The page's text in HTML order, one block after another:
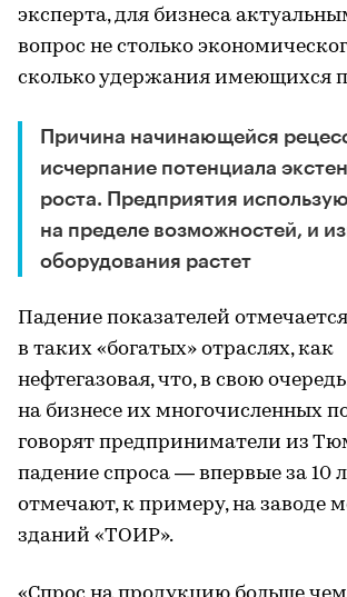
эксперта, для бизнеса
вопрос не столько
сколько удержания имеющихся
Причина начинающейся
исчерпание потенциала
роста. Предприятия
на пределе возможностей, и
оборудования растет
Падение показателей
в таких «богатых» отраслях, как
нефтегазовая, что, в свою
на бизнесе их многочисленных
говорят предприниматели из
падение спроса — впервые за 10
отмечают, к примеру, на заводе
зданий «ТОИР».